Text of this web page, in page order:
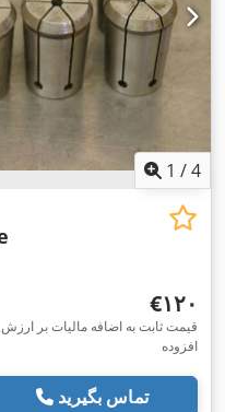
1 /4
‎€۱۲۰
قیمت ثابت به اضافه مالیات بر ارزش
افزوده
تماس بگیرید